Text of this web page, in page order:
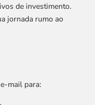
de investimento.
jornada rumo ao
mail para: